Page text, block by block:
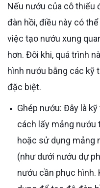
Nếu nướu của cô thiếu độ đàn hồi hoặc không đủ
đàn hồi, điều này có
việc tạo nướu xung
hơn. Đôi khi, quá trình
hình nướu bằng các kỹ
đặc biệt.
Ghép nướu: Đây là kỹ thuật phục hình nướu bằng
cách lấy mảng nướu
hoặc sử dụng mảng
(như dưới nướu dự
nướu cần phục